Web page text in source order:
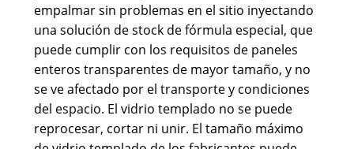
empalmar sin problemas en el sitio inyectando
una solución de stock de fórmula especial, que
puede cumplir con los requisitos de paneles
enteros transparentes de mayor tamaño, y no
se ve afectado por el transporte y condiciones
del espacio. El vidrio templado no se puede
reprocesar, cortar ni unir. El tamaño máximo